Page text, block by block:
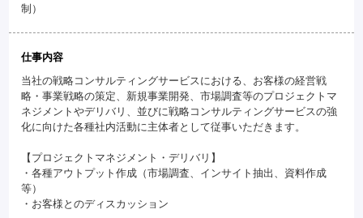
制）
仕事内容
当社の戦略コンサルティングサービスにおける、お客様の経営戦
略・事業戦略の策定、新規事業開発、市場調査等のプロジェクトマ
ネジメントやデリバリ、並びに戦略コンサルティングサービスの強
化に向けた各種社内活動に主体者として従事いただきます。
【プロジェクトマネジメント・デリバリ】
・各種アウトプット作成（市場調査、インサイト抽出、資料作成
等）
・お客様とのディスカッション